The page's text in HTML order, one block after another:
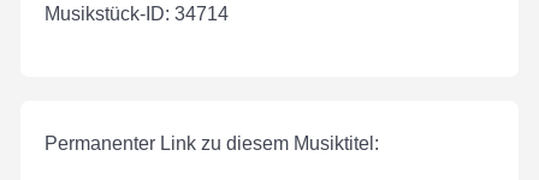
Musikstück-ID: 34714
Permanenter Link zu diesem Musiktitel: